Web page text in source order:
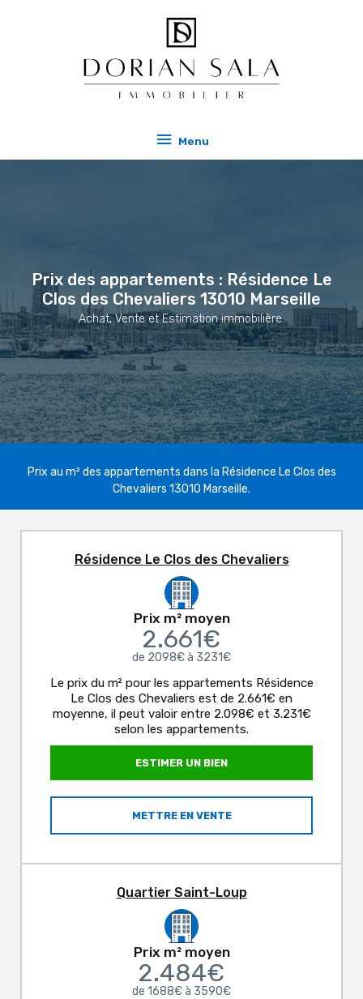
Menu
Menu
Prix des appartements : Résidence Le
Clos des Chevaliers 13010 Marseille
Achat, Vente et Estimation immobilière.
Prix au m² des appartements dans la Résidence Le Clos des
Chevaliers 13010 Marseille.
Résidence Le Clos des Chevaliers
Prix m² moyen
2.661€
de 2098€ à 3231€
Le prix du m² pour les appartements Résidence
Le Clos des Chevaliers est de 2.661€ en
moyenne, il peut valoir entre 2.098€ et 3.231€
selon les appartements.
ESTIMER UN BIEN
METTRE EN VENTE
Quartier Saint-Loup
Prix m² moyen
2.484€
de 1688€ à 3590€